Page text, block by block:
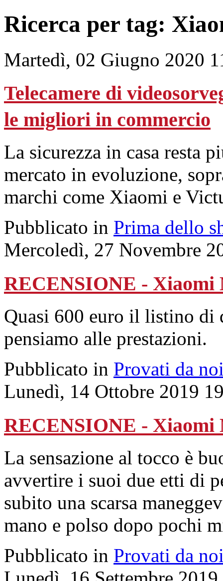
Ricerca per tag:
Martedì, 02 Giugno 2020
Telecamere di
le migliori in commercio
La sicurezza in casa resta
mercato in evoluzione,
marchi come Xiaomi e
Pubblicato in Prima dello
Mercoledì, 27 Novembre
RECENSIONE - Xiaomi
Quasi 600 euro il listino di
pensiamo alle prestazioni.
Pubblicato in Provati da
Lunedì, 14 Ottobre 2019
RECENSIONE - Xiaomi
La sensazione al tocco è
avvertire i suoi due etti di
subito una scarsa
mano e polso dopo pochi
Pubblicato in Provati da